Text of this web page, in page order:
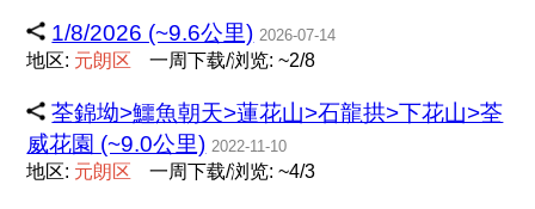
1/8/2026 (~9.6公里) 2026-07-14
地区: 元朗 区 一周下载/浏览: ~2/8
荃錦坳>鱷魚朝天>蓮花山>石龍拱>下花山>荃
威花園 (~9.0公里) 2022-11-10
地区: 元朗 区 一周下载/浏览: ~4/3